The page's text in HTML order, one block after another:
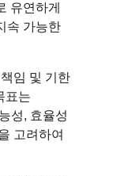
임 및 기한
표는
성, 효율성
고려하여
유연하게
속 가능한